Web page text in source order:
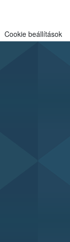
Cookie beállítások